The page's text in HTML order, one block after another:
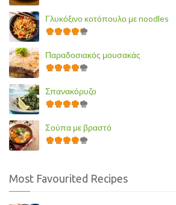
Γλυκόξινο κοτόπουλο με noodles
Παραδοσιακός μουσακάς
Σπανακόρυζο
Σούπα με βραστό
Most Favourited Recipes